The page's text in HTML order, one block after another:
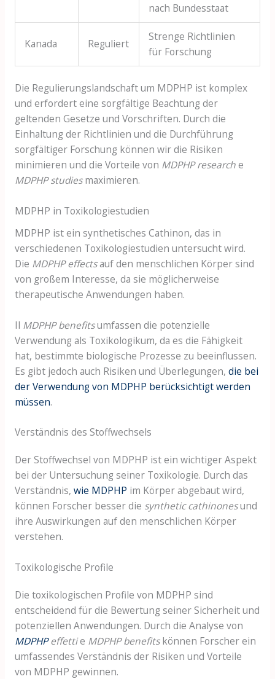
nach Bundesstaat
Kanada Reguliert
Strenge Richtlinien
für Forschung
Die Regulierungslandschaft um MDPHP ist komplex
und erfordert eine sorgfältige Beachtung der
geltenden Gesetze und Vorschriften. Durch die
Einhaltung der Richtlinien und die Durchführung
sorgfältiger Forschung können wir die Risiken
minimieren und die Vorteile von MDPHP researche
MDPHP studiesmaximieren.
MDPHP in Toxikologiestudien
MDPHP ist ein synthetisches Cathinon, das in
verschiedenen Toxikologiestudien untersucht wird.
Die MDPHP effectsauf den menschlichen Körper sind
von großem Interesse, da sie möglicherweise
therapeutische Anwendungen haben.
Il MDPHP benefitsumfassen die potenzielle
Verwendung als Toxikologikum, da es die Fähigkeit
hat, bestimmte biologische Prozesse zu beeinflussen.
Es gibt jedoch auch Risiken und Überlegungen, die bei
der Verwendung von MDPHP berücksichtigt werden
müssen.
Verständnis des Stoffwechsels
Der Stoffwechsel von MDPHP ist ein wichtiger Aspekt
bei der Untersuchung seiner Toxikologie. Durch das
Verständnis, wie MDPHP im Körper abgebaut wird,
können Forscher besser die synthetic cathinonesund
ihre Auswirkungen auf den menschlichen Körper
verstehen.
Toxikologische Profile
Die toxikologischen Profile von MDPHP sind
entscheidend für die Bewertung seiner Sicherheit und
potenziellen Anwendungen. Durch die Analyse von
MDPHPeffettie MDPHP benefitskönnen Forscher ein
umfassendes Verständnis der Risiken und Vorteile
von MDPHP gewinnen.